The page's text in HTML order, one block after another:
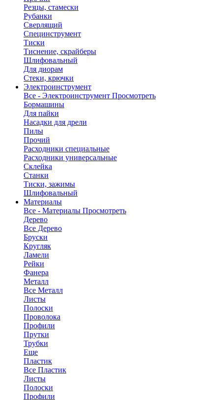
Резцы, стамески
Рубанки
Сверлящий
Специнструмент
Тиски
Тиснение, скрайберы
Шлифовальный
Для диорам
Стеки, крючки
Электроинструмент
Все - Электроинструмент Просмотреть
Бормашины
Для пайки
Насадки для дрели
Пилы
Прочий
Расходники специальные
Расходники универсальные
Склейка
Станки
Тиски, зажимы
Шлифовальный
Материалы
Все - Материалы Просмотреть
Дерево
Все Дерево
Бруски
Кругляк
Ламели
Рейки
Фанера
Металл
Все Металл
Листы
Полоски
Проволока
Профили
Прутки
Трубки
Еще
Пластик
Все Пластик
Листы
Полоски
Профили